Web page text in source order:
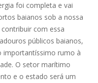
foi completa e vai
baianos sob a nossa
com essa
públicos baianos,
importantíssimo rumo à
O setor marítimo
e o estado será um